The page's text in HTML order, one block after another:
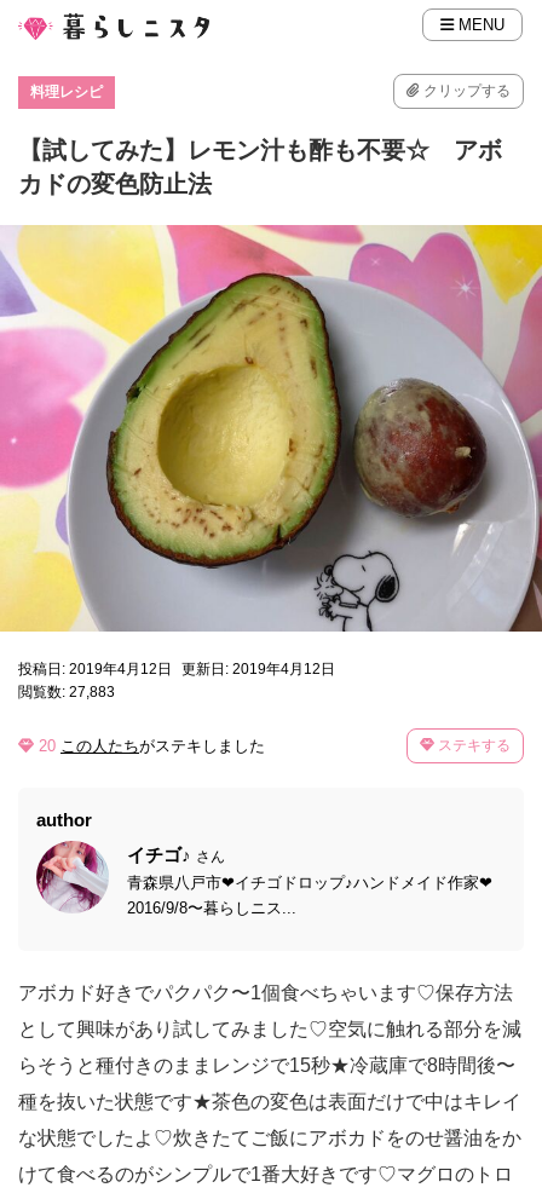
MENU
料理レシピ クリップする
【試してみた】レモン汁も酢も不要☆ アボ
カドの変色防止法
投稿日: 2019年4月12日
更新日: 2019年4月12日
閲覧数: 27,883
20 この人たちがステキしました ステキする
author
イチゴ♪ さん
青森県八戸市❤︎イチゴドロップ♪ハンドメイド作家❤︎
2016/9/8〜暮らしニス...
アボカド好きでパクパク〜1個食べちゃいます♡保存方法
として興味があり試してみました♡空気に触れる部分を減
らそうと種付きのままレンジで15秒★冷蔵庫で8時間後〜
種を抜いた状態です★茶色の変色は表面だけで中はキレイ
な状態でしたよ♡炊きたてご飯にアボカドをのせ醤油をか
けて食べるのがシンプルで1番大好きです♡マグロのトロ